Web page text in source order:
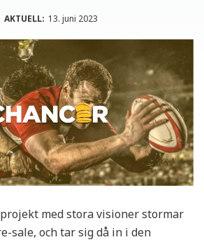
AKTUELL: 13. juni 2023
med stora visioner stormar
sale, och tar sig då in i den